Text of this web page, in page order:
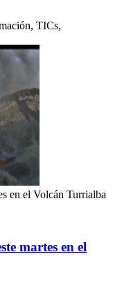
TICs,
en el Volcán Turrialba
martes en el